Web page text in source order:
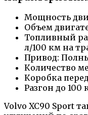
Мощность
Объем
Топливный
л/100 км на
Привод:
Количество
Коробка
Разгон до 100
Volvo XC90 Sport